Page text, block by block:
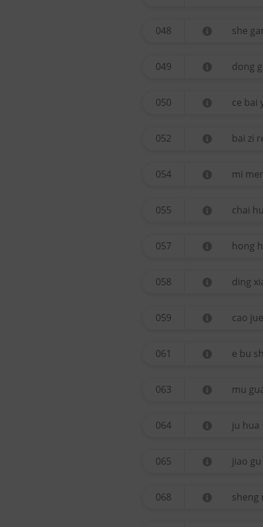
048 she
049 dong
050 ce bai
052 bai zi
054 mi
055 chai hu
057 hong
058 ding
059 cao
061 e bu
063 mu
064 ju hua
065 jiao gu
068 sheng